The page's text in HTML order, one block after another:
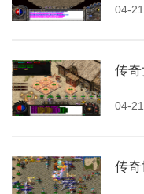
04-21
传
04-21
传